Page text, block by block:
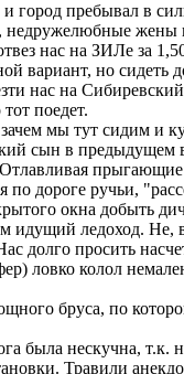
пребывал в
нас на ЗИЛе за
вариант, но сидеть
нас на
поедет.
мы тут сидим и
сын в предыдущем
по дороге ручьи,
окна добыть
идущий ледоход.
долго просить
колол
бруса, по
была нескучна, т.к.
Травили